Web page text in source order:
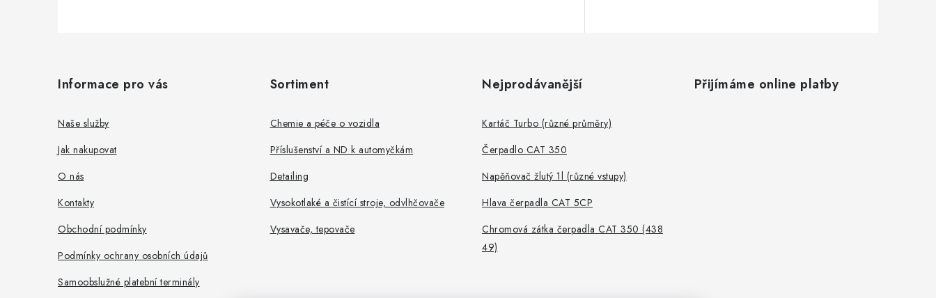
Informace pro vás
Naše služby
Jak nakupovat
O nás
Kontakty
Obchodní podmínky
Podmínky ochrany osobních údajů
Samoobslužné platební terminály
Sortiment
Chemie a péče o vozidla
Příslušenství a ND k automyčkám
Detailing
Vysokotlaké a čistící stroje, odvlhčovače
Vysavače, tepovače
Nejprodávanější
Kartáč Turbo (různé průměry)
Čerpadlo CAT 350
Napěňovač žlutý 1l (různé vstupy)
Hlava čerpadla CAT 5CP
Chromová zátka čerpadla CAT 350 (438
49)
Přijímáme online platby